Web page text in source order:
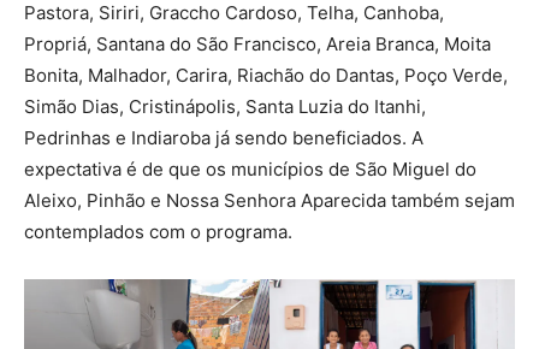
Pastora, Siriri, Graccho Cardoso, Telha, Canhoba,
Propriá, Santana do São Francisco, Areia Branca, Moita
Bonita, Malhador, Carira, Riachão do Dantas, Poço Verde,
Simão Dias, Cristinápolis, Santa Luzia do Itanhi,
Pedrinhas e Indiaroba já sendo beneficiados. A
expectativa é de que os municípios de São Miguel do
Aleixo, Pinhão e Nossa Senhora Aparecida também sejam
contemplados com o programa.